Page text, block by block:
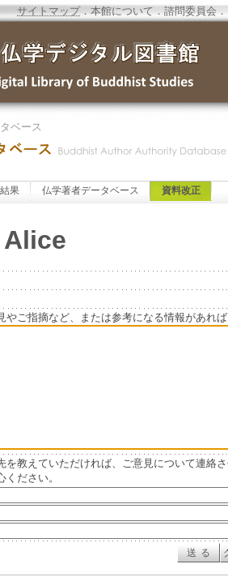
サイトマップ．本館について ．諮問委員会 ．
ベース
果 仏学著者データベース 資料改正
やご指摘など、または参考になる情報があれ
を教えていただければ、ご意見について連絡
ください。